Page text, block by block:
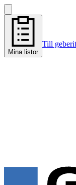
Mina listor
Till